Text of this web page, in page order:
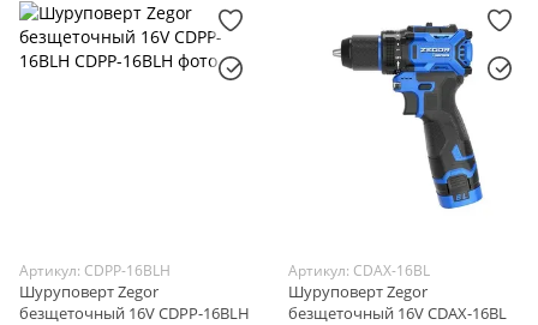
Артикул: CDPP-16BLH
Шуруповерт Zegor
безщеточный 16V CDPP-16BLH
Артикул: CDAX-16BL
Шуруповерт Zegor
безщеточный 16V CDAX-16BL